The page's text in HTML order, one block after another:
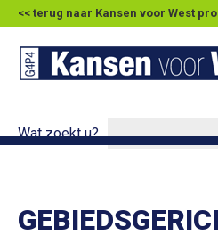
<< terug naar Kansen voor West
Wat zoekt u?